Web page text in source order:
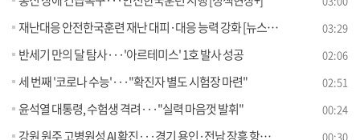
재난대응 안전한국훈련 재난 대피·대응 능력 강화 [뉴스의 맥] 03:29
반세기 만의 달 탐사···'아르테미스' 1호 발사 성공 02:06
세 번째 '코로나 수능'···"확진자 별도 시험장 마련" 02:51
윤석열 대통령, 수험생 격려···"실력 마음껏 발휘" 00:24
강원 원주 고병원성 AI 확진···경기 용인·전남 장흥 항원 확인 00:30